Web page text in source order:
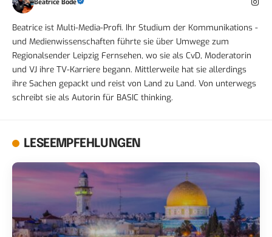
Beatrice Bode
Beatrice ist Multi-Media-Profi. Ihr Studium der Kommunikations -
und Medienwissenschaften führte sie über Umwege zum
Regionalsender Leipzig Fernsehen, wo sie als CvD, Moderatorin
und VJ ihre TV-Karriere begann. Mittlerweile hat sie allerdings
ihre Sachen gepackt und reist von Land zu Land. Von unterwegs
schreibt sie als Autorin für BASIC thinking.
LESEEMPFEHLUNGEN